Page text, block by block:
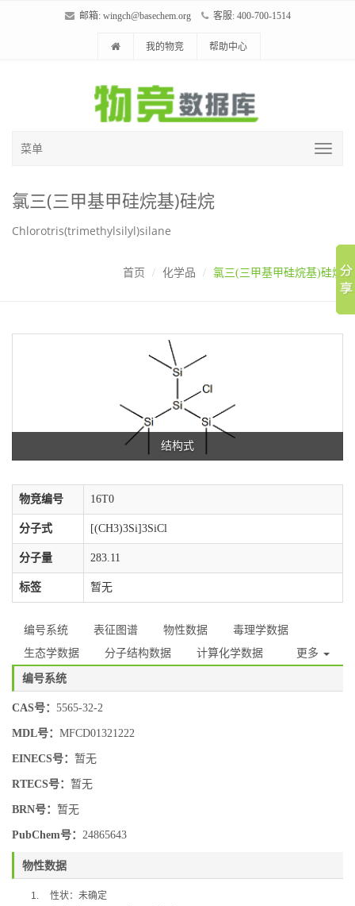
邮箱: wingch@basechem.org 客服: 400-700-1514
我的物竞 帮助中心
菜单
氯三(三甲基甲硅烷基)硅烷
Chlorotris(trimethylsilyl)silane
首页 化学品 氯三(三甲基甲硅烷基)硅烷
结构式
物竞编号 16T0
分子式 [(CH3)3Si]3SiCl
分子量 283.11
标签 暂无
编号系统 表征图谱 物性数据
毒理学数据
生态学数据
分子结构数据 计算化学数据 更多
编号系统
CAS号： 5565-32-2
MDL号： MFCD01321222
EINECS号： 暂无
RTECS号： 暂无
BRN号： 暂无
PubChem号： 24865643
物性数据
1.
性状：未确定